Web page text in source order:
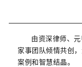
由资深律师、
家事团队倾情共创
案例和智慧结晶。